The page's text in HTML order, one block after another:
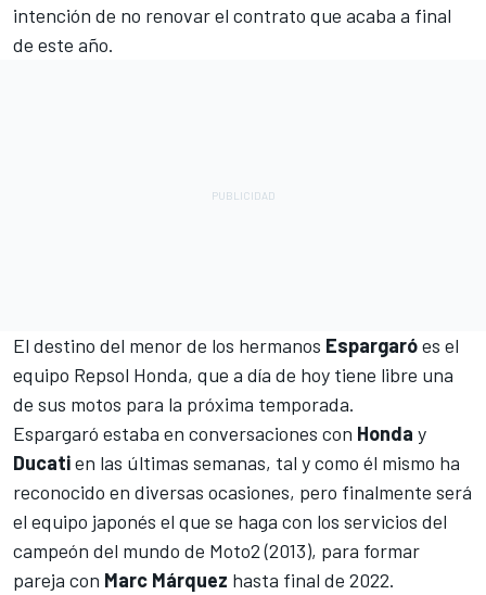
intención de no renovar el contrato que acaba a final
de este año.
El destino del menor de los hermanos Espargaróes el
equipo Repsol Honda, que a día de hoy tiene libre una
de sus motos para la próxima temporada.
Espargaró estaba en conversaciones con Honda y
Ducatien las últimas semanas, tal y como él mismo ha
reconocido en diversas ocasiones, pero finalmente será
el equipo japonés el que se haga con los servicios del
campeón del mundo de Moto2 (2013), para formar
pareja con Marc Márquez hasta final de 2022.